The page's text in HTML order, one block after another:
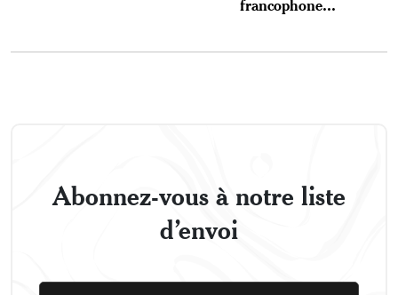
francophone...
Abonnez-vous à notre liste
d’envoi